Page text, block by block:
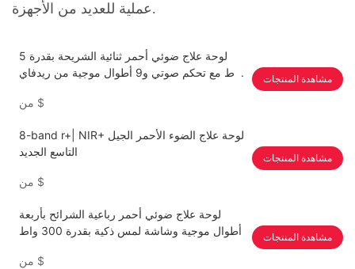
عملية للعديد من الأجهزة.
لوحة علاج ضوئي أحمر ثنائية الشريحة بقدرة 5
واط مع تحكم صوتي و9 أطوال موجية من ريدفاي
$
مشاهدة المنتجات
8-band r+| NIR+ لوحة علاج الضوء الأحمر الجيل
التاسع الجديد
$
مشاهدة المنتجات
لوحة علاج ضوئي أحمر رباعية الشرائح بأربعة
أطوال موجية وشاشة لمس ذكية بقدرة 300 واط
$
مشاهدة المنتجات